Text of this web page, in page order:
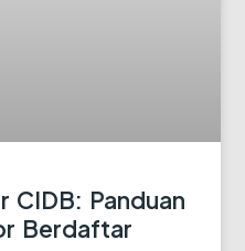
CIDB: Panduan
Berdaftar